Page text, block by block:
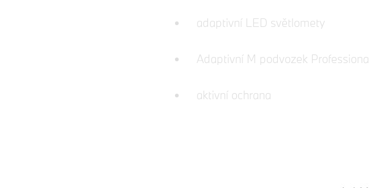
adaptivní LED světlomety
Adaptivní M podvozek Professional
aktivní ochrana